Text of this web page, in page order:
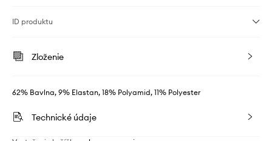
ID produktu
Zloženie
62% Bavlna, 9% Elastan, 18% Polyamid, 11% Polyester
Technické údaje